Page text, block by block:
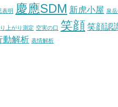
表明 慶應SDM 新虎小屋 泉
上がり測定 空実の口 笑顔 笑顔認
動解析 表情解析